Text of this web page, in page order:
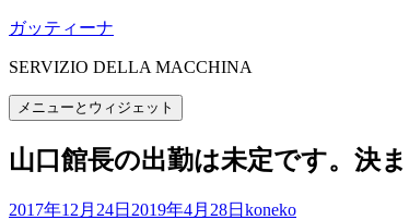
コ
テ
ン
ツ
ス
ッ
ガッティーナ
SERVIZIO DELLA MACCHINA
メニューとウィジェット
山口館長の出勤は未定です。決
投
2017年12月24日 2019年4月28日 作
koneko